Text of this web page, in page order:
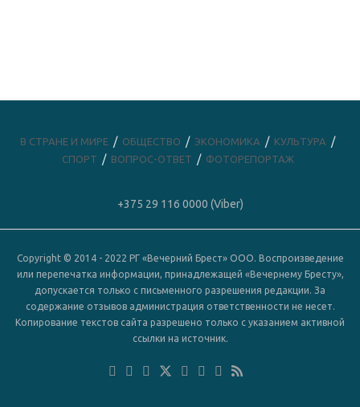
В СТРАНЕ И МИРЕ ОБЩЕСТВО ЭКОНОМИКА
КУЛЬТУРА
СПОРТ
ВОПРОС-ОТВЕТ ФОТОРЕПОРТАЖ
+375 29 116 0000 (Viber)
Copyright © 2014 - 2022 РГ «Вечерний Брест» ООО. Воспроизведение
или перепечатка информации, принадлежащей «Вечернему Бресту»,
допускается только с письменного разрешения редакции. За
содержание отзывов администрация ответственности не несет.
Копирование текстов сайта разрешено только с указанием активной
ссылки на источник.